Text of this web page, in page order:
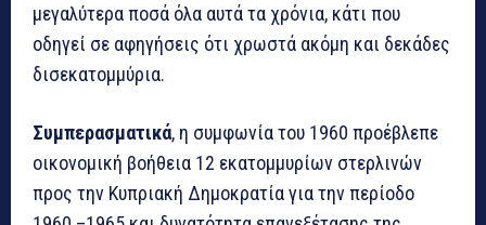
μεγαλύτερα ποσά όλα αυτά τα χρόνια, κάτι που
οδηγεί σε αφηγήσεις ότι χρωστά ακόμη και δεκάδες
δισεκατομμύρια.
Συμπερασματικά, η συμφωνία του 1960 προέβλεπε
οικονομική βοήθεια 12 εκατομμυρίων στερλινών
προς την Κυπριακή Δημοκρατία για την περίοδο